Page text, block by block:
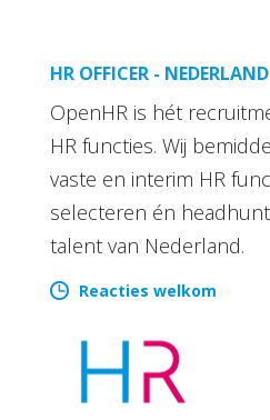
HR OFFICER - NEDERLAND
OpenHR is hét
HR functies. Wij
vaste en interim HR
selecteren én
talent van Nederland.
Reacties welkom